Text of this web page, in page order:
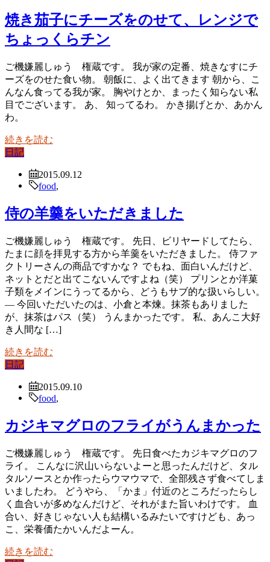
焼き茄子にチーズをのせて、レンジで
ちょっくらチン
ご機嫌麗しゅう 権蔵です。 我が家の定番、焼きなすにチ
ーズをのせた食い物。 朝飯に、よく出てきます 朝から、こ
んなん食ってる我が家。 胸やけとか、まったく知らない私
目でございます。 あ、 知ってるわ。 かき揚げとか、あかん
わ。
続きを読む
日記
2015.09.12
food
侍の羊羹をいただきました
ご機嫌麗しゅう 権蔵です。 先日、ビリヤードしてたら、
たまに顔を拝見する方から羊羹をいただきました。 侍ファ
クトリーさんの商品ですかな？ でもね、面白いんだけど、
ネットとだと出てこないんですよね（笑） プリンとか洋菓
子類をメインにうってるから、どうもサブ的な扱いらしい。
— 今回いただいたのは、小倉と本煉。抹茶もありました
が、抹茶はパス（笑） うんまかったです。 私、あんこ大好
き人間な […]
続きを読む
日記
2015.09.10
food
カジキマグロのフライがうんまかった
ご機嫌麗しゅう 権蔵です。 先日食べたカジキマグロのフ
ライ。 こんなに沢山いらないよーと思ったんだけど、タル
タルソースとか作ったらウマウマで、全部残さず食べてしま
いましたわ。 どうやら、「かま」付近のところだったらし
く血合いが多めなんだけど、それがまた旨いわけです。 血
合い、好きじゃない人も結構いるみたいですけども、あっ
こ、栄養価たかいんだよーん。
続きを読む